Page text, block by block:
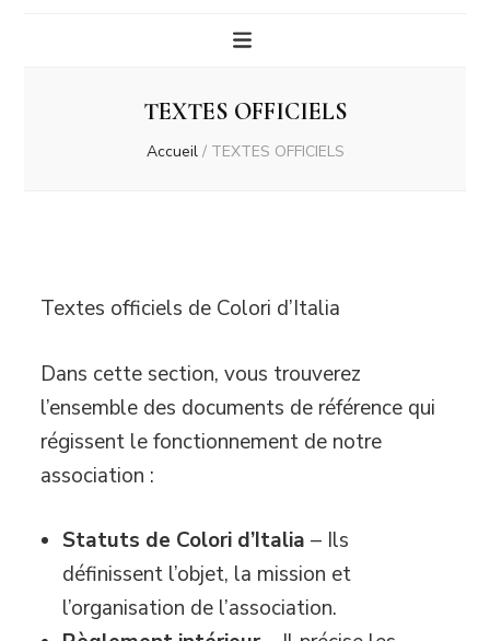
TEXTES OFFICIELS
Accueil / TEXTES OFFICIELS
Textes officiels de Colori d’Italia
Dans cette section, vous trouverez
l’ensemble des documents de référence qui
régissent le fonctionnement de notre
association :
Statuts de Colori d’Italia – Ils
définissent l’objet, la mission et
l’organisation de l’association.